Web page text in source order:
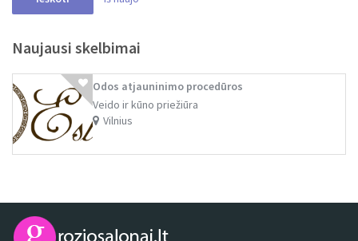
Naujausi skelbimai
Odos atjauninimo procedūros
Veido ir kūno priežiūra
Vilnius